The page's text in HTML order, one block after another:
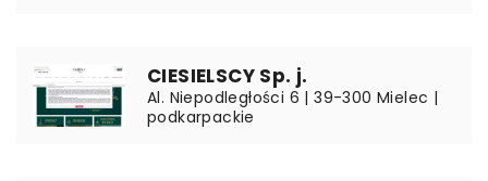
CIESIELSCY Sp. j.
Al. Niepodległości 6 | 39-300 Mielec |
podkarpackie